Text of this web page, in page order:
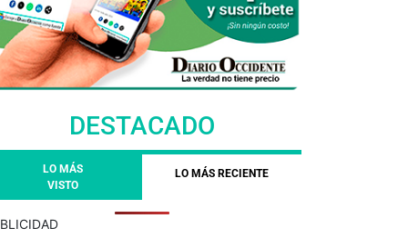
DESTACADO
LO MÁS
VISTO
LO MÁS RECIENTE